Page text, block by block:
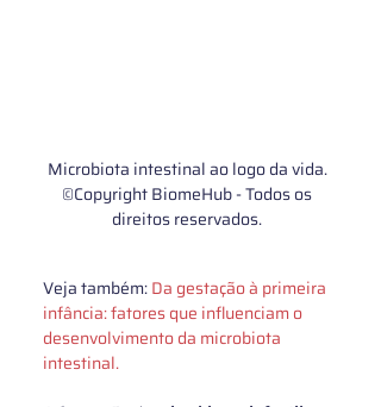
Microbiota intestinal ao logo da vida.
©Copyright BiomeHub - Todos os
direitos reservados.
Veja também: Da gestação à primeira
infância: fatores que influenciam o
desenvolvimento da microbiota
intestinal.